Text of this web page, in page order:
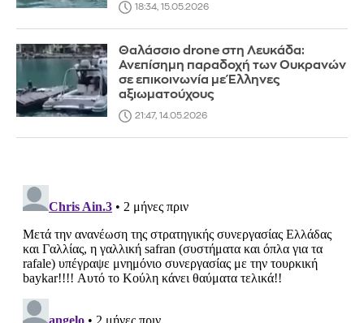
18:34, 15.05.2026
Θαλάσσιο drone στη Λευκάδα:
Ανεπίσημη παραδοχή των Ουκρανών
σε επικοινωνία με Έλληνες
αξιωματούχους
21:47, 14.05.2026